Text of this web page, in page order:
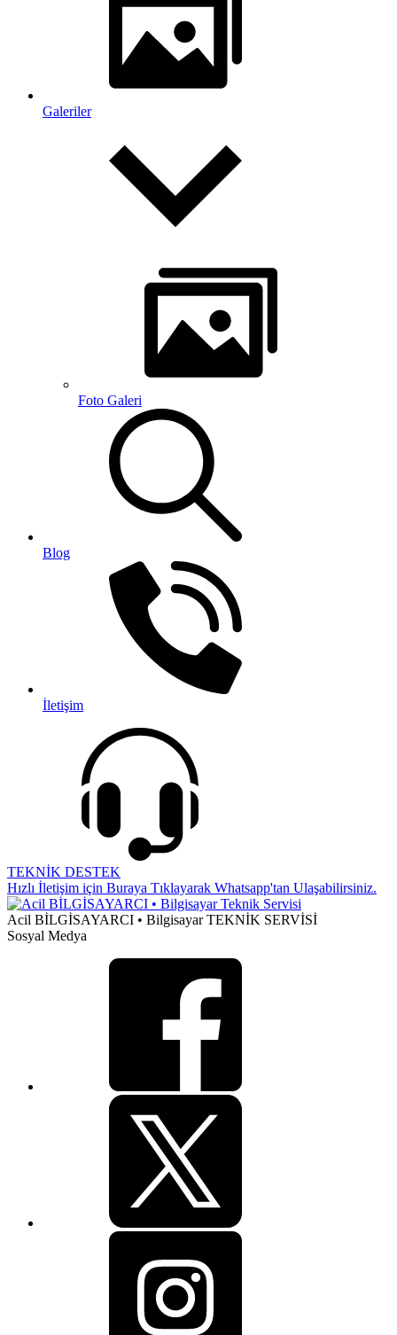
Galeriler
Foto Galeri
Blog
İletişim
TEKNİK DESTEK
Hızlı İletişim için Buraya Tıklayarak Whatsapp'tan Ulaşabilirsiniz.
Acil BİLGİSAYARCI • Bilgisayar TEKNİK SERVİSİ
Sosyal Medya